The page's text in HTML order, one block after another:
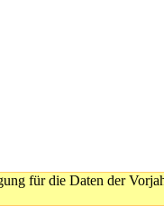
für die Daten der